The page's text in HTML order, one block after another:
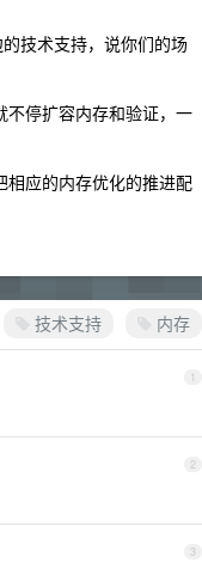
技术支持，说你们的场
不停扩容内存和验证，一
相应的内存优化的推进配
技术支持 内存
1
2
3